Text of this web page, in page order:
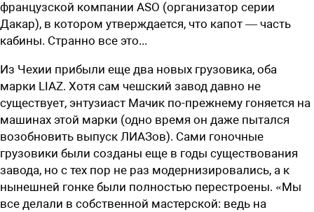
французской компании ASO (организатор серии
Дакар), в котором утверждается, что капот — часть
кабины. Странно все это...
Из Чехии прибыли еще два новых грузовика, оба
марки LIAZ. Хотя сам чешский завод давно не
существует, энтузиаст Мачик по-прежнему гоняется на
машинах этой марки (одно время он даже пытался
возобновить выпуск ЛИАЗов). Сами гоночные
грузовики были созданы еще в годы существования
завода, но с тех пор не раз модернизировались, а к
нынешней гонке были полностью перестроены. «Мы
все делали в собственной мастерской: ведь на